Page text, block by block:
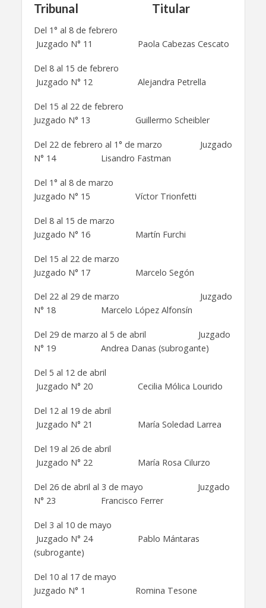
Tribunal Titular
Del 1° al 8 de febrero
Juzgado N° 11 Paola Cabezas Cescato
Del 8 al 15 de febrero
Juzgado N° 12 Alejandra Petrella
Del 15 al 22 de febrero
Juzgado N° 13 Guillermo Scheibler
Del 22 de febrero al 1° de marzo Juzgado
N° 14 Lisandro Fastman
Del 1° al 8 de marzo
Juzgado N° 15 Víctor Trionfetti
Del 8 al 15 de marzo
Juzgado N° 16 Martín Furchi
Del 15 al 22 de marzo
Juzgado N° 17 Marcelo Segón
Del 22 al 29 de marzo Juzgado
N° 18 Marcelo López Alfonsín
Del 29 de marzo al 5 de abril Juzgado
N° 19 Andrea Danas (subrogante)
Del 5 al 12 de abril
Juzgado N° 20 Cecilia Mólica Lourido
Del 12 al 19 de abril
Juzgado N° 21 María Soledad Larrea
Del 19 al 26 de abril
Juzgado N° 22 María Rosa Cilurzo
Del 26 de abril al 3 de mayo Juzgado
N° 23 Francisco Ferrer
Del 3 al 10 de mayo
Juzgado N° 24 Pablo Mántaras
(subrogante)
Del 10 al 17 de mayo
Juzgado N° 1 Romina Tesone